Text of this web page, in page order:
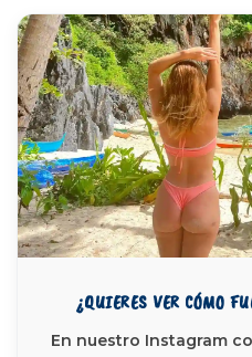
¿QUIERES VER CÓMO
En nuestro Instagram